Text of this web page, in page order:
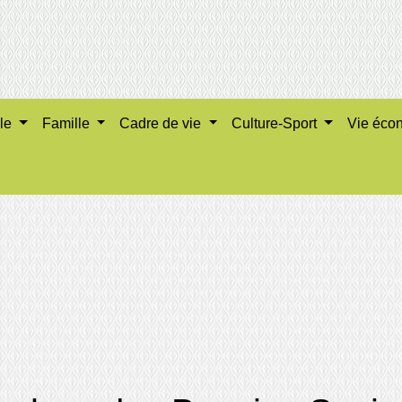
Famille Cadre de vie Culture-Sport Vie